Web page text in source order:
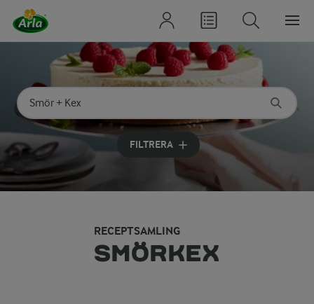
Sök på kategori eller ingrediens
Skriv in sökord för att få förslag
FILTRERA
RECEPTSAMLING
SMÖRKEX